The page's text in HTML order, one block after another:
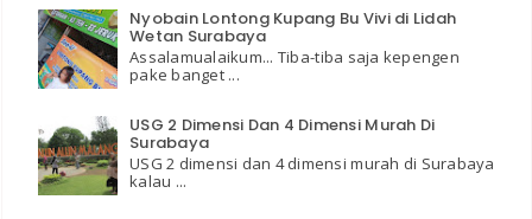
Nyobain Lontong Kupang Bu Vivi di Lidah
Wetan Surabaya
Assalamualaikum... Tiba-tiba saja kepengen
pake banget ...
USG 2 Dimensi Dan 4 Dimensi Murah Di
Surabaya
USG 2 dimensi dan 4 dimensi murah di Surabaya
kalau ...